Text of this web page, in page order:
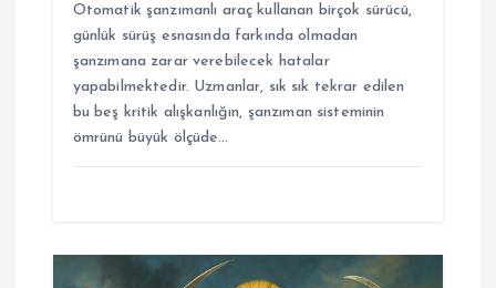
Otomatik şanzımanlı araç kullanan birçok sürücü,
günlük sürüş esnasında farkında olmadan
şanzımana zarar verebilecek hatalar
yapabilmektedir. Uzmanlar, sık sık tekrar edilen
bu beş kritik alışkanlığın, şanzıman sisteminin
ömrünü büyük ölçüde…